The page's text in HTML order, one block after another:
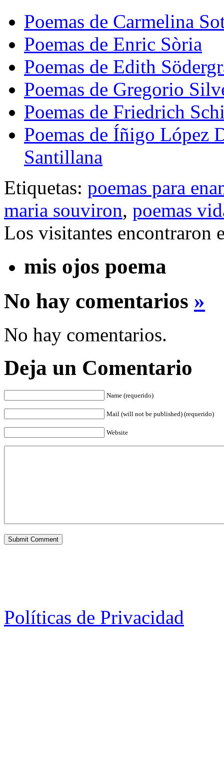
Poemas de Carmelina
Poemas de Enric Sòria
Poemas de Edith
Poemas de Gregorio
Poemas de Friedrich
Poemas de Íñigo López
Santillana
Etiquetas: poemas para
maria souviron, poemas
Los visitantes encontraron
mis ojos poema
No hay comentarios »
No hay comentarios.
Deja un Comentario
Name (requerido)
Mail (will not be published) (requerido)
Website
Políticas de Privacidad